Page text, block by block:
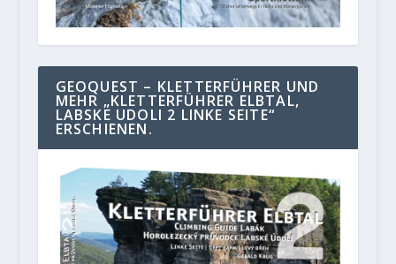
GEOQUEST – KLETTERFÜHRER UND
MEHR „KLETTERFÜHRER ELBTAL,
LABSKE UDOLI 2 LINKE SEITE“
ERSCHIENEN.